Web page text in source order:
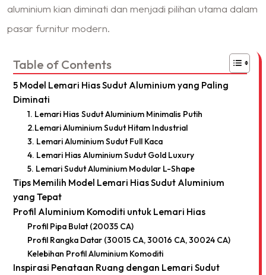
aluminium kian diminati dan menjadi pilihan utama dalam
pasar furnitur modern.
Table of Contents
5 Model Lemari Hias Sudut Aluminium yang Paling
Diminati
1. Lemari Hias Sudut Aluminium Minimalis Putih
2.Lemari Aluminium Sudut Hitam Industrial
3. Lemari Aluminium Sudut Full Kaca
4. Lemari Hias Aluminium Sudut Gold Luxury
5. Lemari Sudut Aluminium Modular L-Shape
Tips Memilih Model Lemari Hias Sudut Aluminium
yang Tepat
Profil Aluminium Komoditi untuk Lemari Hias
Profil Pipa Bulat (20035 CA)
Profil Rangka Datar (30015 CA, 30016 CA, 30024 CA)
Kelebihan Profil Aluminium Komoditi
Inspirasi Penataan Ruang dengan Lemari Sudut